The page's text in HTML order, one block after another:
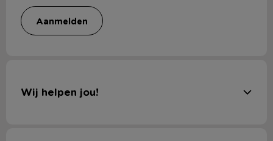
aanmelden
Wij helpen jou!